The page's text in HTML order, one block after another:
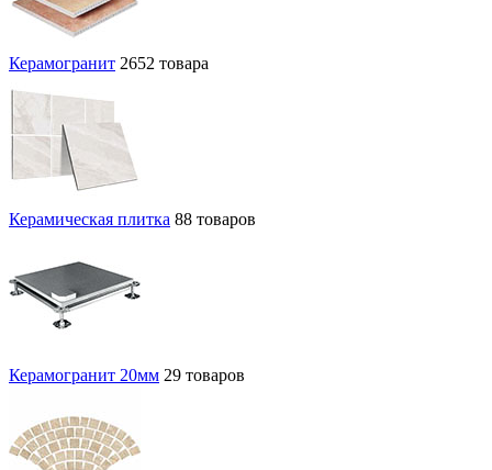
Керамогранит 2652 товара
Керамическая плитка 88 товаров
Керамогранит 20мм 29 товаров